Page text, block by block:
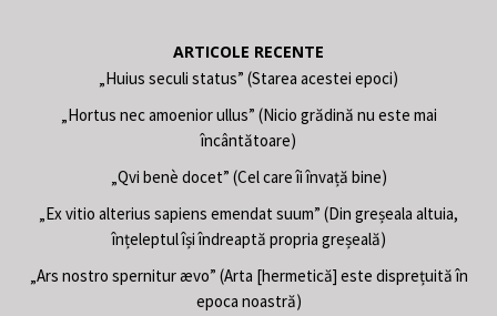
ARTICOLE RECENTE
„Huius seculi status” (Starea acestei epoci)
„Hortus nec amoenior ullus” (Nicio grădină nu este mai
încântătoare)
„Qvi benè docet” (Cel care îi învață bine)
„Ex vitio alterius sapiens emendat suum” (Din greșeala altuia,
înțeleptul își îndreaptă propria greșeală)
„Ars nostro spernitur ævo” (Arta [hermetică] este disprețuită în
epoca noastră)